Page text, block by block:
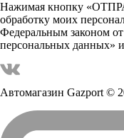
Нажимая кнопку
обработку моих
Федеральным законом
персональных данных» и
Автомагазин Gazport©